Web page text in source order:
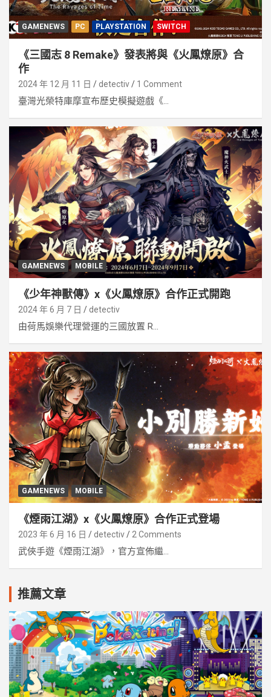
GAMENEWS PC PLAYSTATION SWITCH
《三國志 8 Remake》發表將與《火鳳燎原》合
作
2024 年 12 月 11 日 detectiv 1 Comment
臺灣光榮特庫摩宣布歷史模擬遊戲《...
GAMENEWS MOBILE
《少年神獸傳》x《火鳳燎原》合作正式開跑
2024 年 6 月 7 日 detectiv
由荷馬娛樂代理營運的三國放置 R...
GAMENEWS MOBILE
《煙雨江湖》x《火鳳燎原》合作正式登場
2023 年 6 月 16 日 detectiv 2 Comments
武俠手遊《煙雨江湖》，官方宣佈繼...
推薦文章